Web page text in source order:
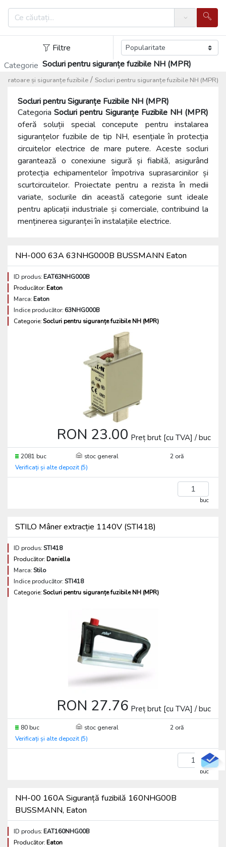
Search
Filtre
Categorie Socluri pentru siguranțe fuzibile NH (MPR)
Socluri pentru siguranțe fuzibile NH (MPR)
/
și siguranțe fuzibile
Socluri pentru Siguranțe Fuzibile NH (MPR)
CategoriaSocluri pentru Siguranțe Fuzibile NH (MPR)
oferă soluții special concepute pentru instalarea
siguranțelor fuzibile de tip NH, esențiale în protecția
circuitelor electrice de mare putere. Aceste socluri
garantează o conexiune sigură și fiabilă, asigurând
protecția echipamentelor împotriva suprasarcinilor și
scurtcircuitelor. Proiectate pentru a rezista în medii
variate, soclurile din această categorie sunt ideale
pentru aplicații industriale și comerciale, contribuind la
menținerea siguranței în instalațiile electrice.
NH-000 63A 63NHG000B BUSSMANN Eaton
ID produs:EAT63NHG000B
Producător:Eaton
Marca:Eaton
Indice producător: 63NHG000B
Categorie:Socluri pentru siguranțe fuzibile NH (MPR)
RON 23.00 Preț brut [cu TVA] / buc
2081 buc stoc general
2 oră
Verificați și alte depozit (5)
buc
STILO Mâner extracție 1140V (STI418)
ID produs:STI418
Producător:Daniella
Marca:Stilo
Indice producător:STI418
Categorie:Socluri pentru siguranțe fuzibile NH (MPR)
RON 27.76 Preț brut [cu TVA] / buc
80 buc stoc general
2 oră
Verificați și alte depozit (5)
buc
NH-00 160A Siguranță fuzibilă 160NHG00B
BUSSMANN, Eaton
ID produs:EAT160NHG00B
Producător:Eaton